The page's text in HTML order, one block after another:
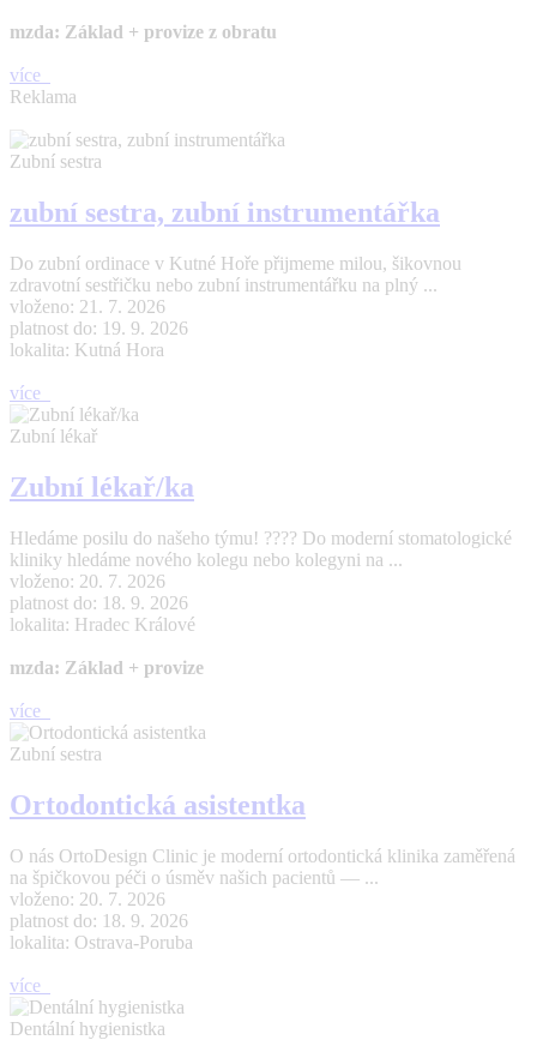
mzda: Základ + provize z obratu
více
Reklama
Zubní sestra
zubní sestra, zubní instrumentářka
Do zubní ordinace v Kutné Hoře přijmeme milou, šikovnou
zdravotní sestřičku nebo zubní instrumentářku na plný ...
vloženo: 21. 7. 2026
platnost do: 19. 9. 2026
lokalita: Kutná Hora
více
Zubní lékař
Zubní lékař/ka
Hledáme posilu do našeho týmu! ???? Do moderní stomatologické
kliniky hledáme nového kolegu nebo kolegyni na ...
vloženo: 20. 7. 2026
platnost do: 18. 9. 2026
lokalita: Hradec Králové
mzda: Základ + provize
více
Zubní sestra
Ortodontická asistentka
O nás OrtoDesign Clinic je moderní ortodontická klinika zaměřená
na špičkovou péči o úsměv našich pacientů — ...
vloženo: 20. 7. 2026
platnost do: 18. 9. 2026
lokalita: Ostrava-Poruba
více
Dentální hygienistka